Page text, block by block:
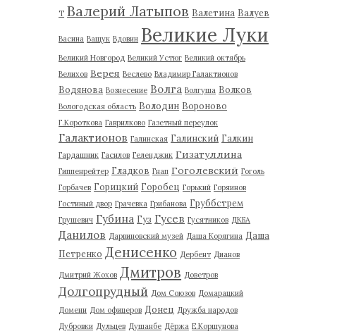
Т Валерий Латыпов Валетина Валуев
Васина Ващук Вдовин Великие Луки
Великий Новгород Великий Устюг Великий октябрь
Велихов Верея Веслево Владимир Галактионов
Водянова Вознесение Волга Волгуша Волков
Вологодская область Володин Вороново
Г.Короткова Гаврилково Газетный переулок
Галактионов Галинская Галинский Галкин
Гардашник Гасилов Геленджик Гизатуллина
Гиппенрейтер Гладков Гнап Гоголевский Гоголь
Горбачев Горицкий Горобец Горький Горяинов
Гостиный двор Грачевка Грибанова Груббстрем
Грушевич Губина Гуз Гусев Гусятников ДКБА
Данилов Дарвиновский музей Даша Корягина Даша
Петренко Денисенко Дербент Дианов
Дмитрий Жохов Дмитров Доветров
Долгопрудный Дом Союзов Домарацкий
Домени Дом офицеров Донец Дружба народов
Дубровки Дульцев Душанбе Дёржа Е.Коршунова